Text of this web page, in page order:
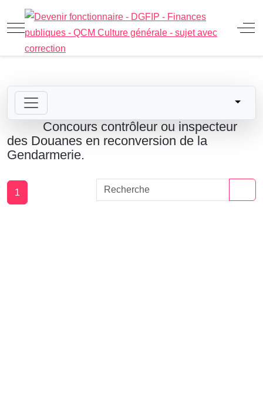
Mobile Menu Toggle Off-
Concours contrôleur ou inspecteur
des Douanes en reconversion de la
Gendarmerie.
1